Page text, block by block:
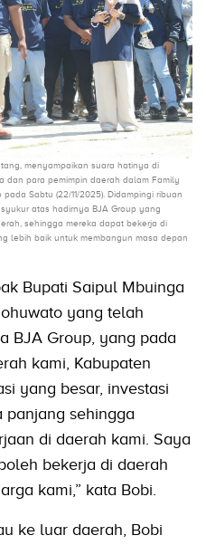
menyampaikan suara hatinya di
dan para pemimpin daerah dalam Family
Sabtu (22/11/2025). Didampingi ribuan
atas hadirnya BJA Group yang
sehingga mereka dapat bekerja di
lebih baik untuk membangun masa depan
Bupati Saipul Mbuinga
yang telah
BJA Group, yang pada
kami, Kabupaten
yang besar, investasi
panjang sehingga
di daerah kami. Saya
bekerja di daerah
kami,” kata Bobi.
ke luar daerah, Bobi